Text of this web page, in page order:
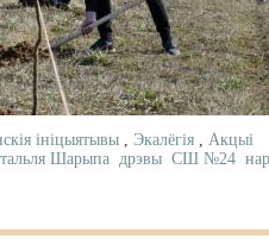
ініцыятывы ,Экалёгія ,Акцыі
Шарыпа дрэвы СШ №24